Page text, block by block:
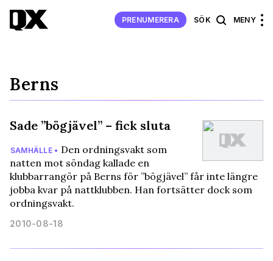
PRENUMERERA SÖK MENY
Berns
Sade ”bögjävel” – fick sluta
SAMHÄLLE • Den ordningsvakt som
natten mot söndag kallade en
klubbarrangör på Berns för ”bögjävel” får inte längre
jobba kvar på nattklubben. Han fortsätter dock som
ordningsvakt.
2010-08-18